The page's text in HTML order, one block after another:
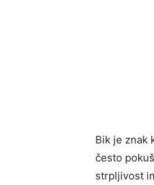
Bik je znak
često
strpljivost